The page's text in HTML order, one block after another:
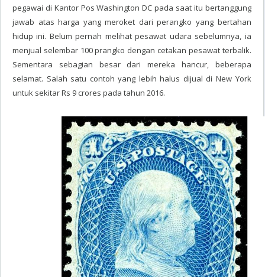
pegawai di Kantor Pos Washington DC pada saat itu bertanggung
jawab atas harga yang meroket dari perangko yang bertahan
hidup ini. Belum pernah melihat pesawat udara sebelumnya, ia
menjual selembar 100 prangko dengan cetakan pesawat terbalik.
Sementara sebagian besar dari mereka hancur, beberapa
selamat. Salah satu contoh yang lebih halus dijual di New York
untuk sekitar Rs 9 crores pada tahun 2016.
Benjamin Franklin - $ 935,000 (Rp13 miliar)